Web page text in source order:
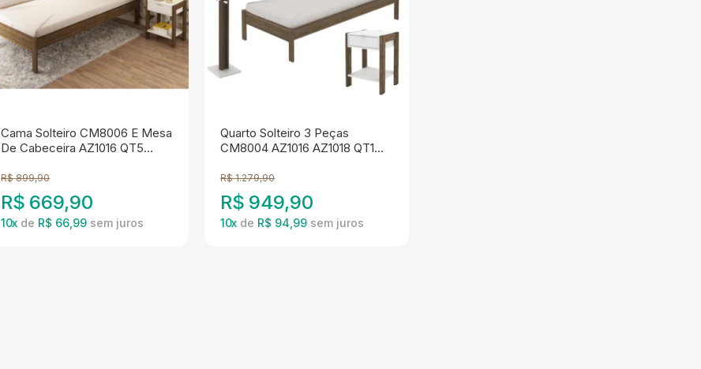
Cama Solteiro CM8006 E Mesa
De Cabeceira AZ1016 QT5
R$ 899,90
R$ 669,90
10x de R$ 66,99
Quarto Solteiro 3 Peças
CM8004 AZ1016 AZ1018 QT1
R$ 1.279,90
R$ 949,90
10x de R$ 94,99